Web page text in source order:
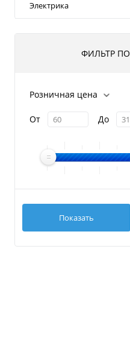
Электрика
ФИЛЬТР
Розничная цена
От До
Показать